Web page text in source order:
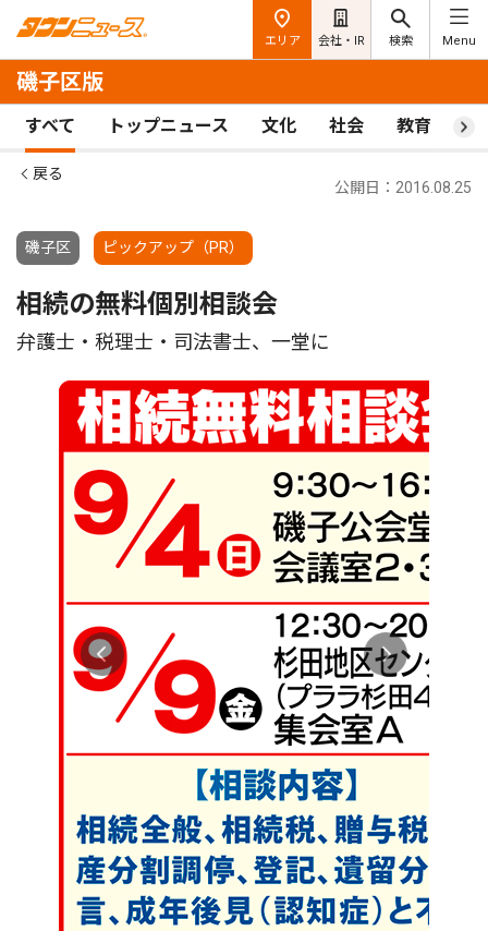
エリア 会社・IR 検索 Menu
磯子区版
すべて トップニュース 文化 社会 教育 ス
戻る
磯子区 ピックアップ（PR）
公開日：2016.08.25
相続の無料個別相談会
弁護士・税理士・司法書士、一堂に